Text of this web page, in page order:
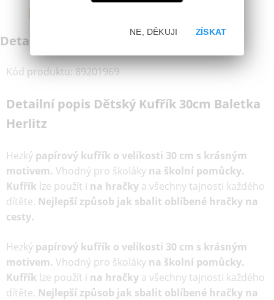
Brno Bystrc
Detailní informace
Kód produktu:89201969
Detailní popis Dětský Kufřík 30cm Baletka
Herlitz
Hezký papírový kufřík o velikosti 30 cm s krásným
motivem. Vhodný pro školáky na školní pomůcky.
Kufřík lze použít i na hračky a všechny tajnosti každého
dítěte. Nejlepší způsob jak sbalit oblíbené hračky na
cesty.
Hezký papírový kufřík o velikosti 30 cm s krásným
motivem. Vhodný pro školáky na školní pomůcky.
Kufřík lze použít i na hračky a všechny tajnosti každého
dítěte. Nejlepší způsob jak sbalit oblíbené hračky na
ZÍSKAT
NE, DĚKUJI